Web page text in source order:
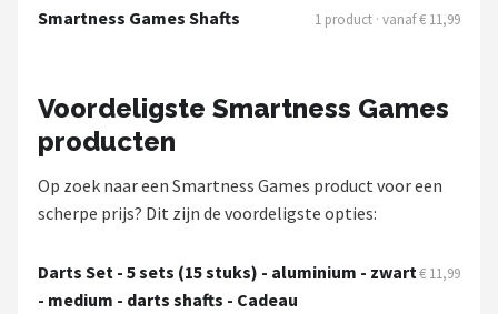
Harrows
Unicorn
Red Dragon
Smartness Games Shafts 1 product · vanaf € 11,99
Voordeligste Smartness Games
producten
Op zoek naar een Smartness Games product voor een
scherpe prijs? Dit zijn de voordeligste opties:
Darts Set - 5 sets (15 stuks) - aluminium - zwart
- medium - darts shafts - Cadeau
€ 11,99